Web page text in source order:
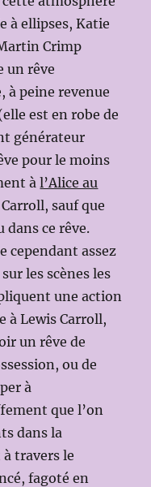
à ellipses, Katie
Crimp
un rêve
à peine revenue
est en robe de
générateur
pour le moins
àl’Alice au
sauf que
dans ce rêve.
cependant assez
les scènes les
une action
à Lewis Carroll,
un rêve de
ou de
à
que l’on
dans la
travers le
fagoté en